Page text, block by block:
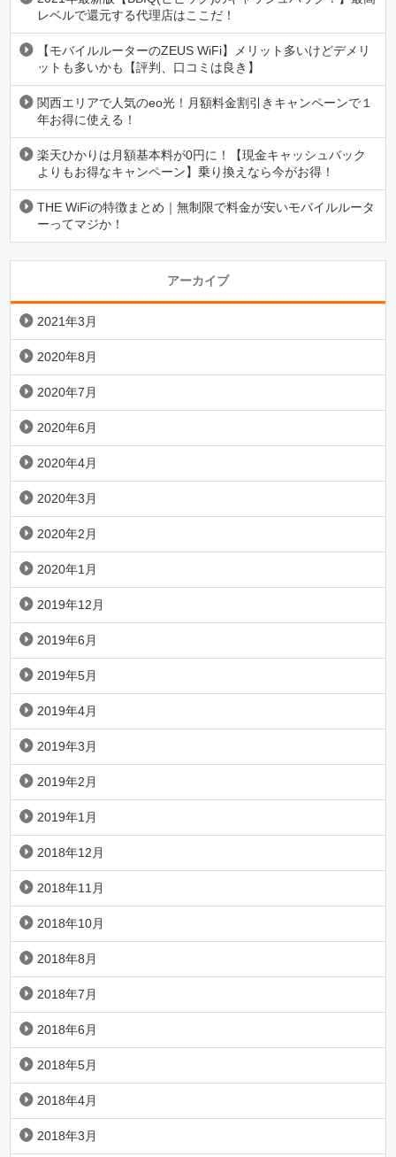
レベルで還元する代理店はここだ！
【モバイルルーターのZEUS WiFi】メリット多いけどデメリ
ットも多いかも【評判、口コミは良き】
関西エリアで人気のeo光！月額料金割引きキャンペーンで１
年お得に使える！
楽天ひかりは月額基本料が0円に！【現金キャッシュバック
よりもお得なキャンペーン】乗り換えなら今がお得！
THE WiFiの特徴まとめ｜無制限で料金が安いモバイルルータ
ーってマジか！
アーカイブ
2021年3月
2020年8月
2020年7月
2020年6月
2020年4月
2020年3月
2020年2月
2020年1月
2019年12月
2019年6月
2019年5月
2019年4月
2019年3月
2019年2月
2019年1月
2018年12月
2018年11月
2018年10月
2018年8月
2018年7月
2018年6月
2018年5月
2018年4月
2018年3月